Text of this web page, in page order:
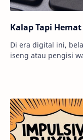
Kalap Tapi
Di era digital ini,
iseng atau pengisi